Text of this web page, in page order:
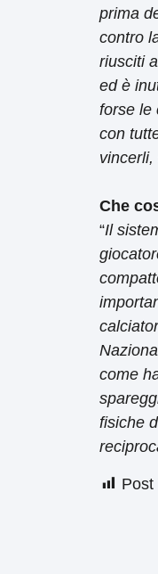
prima
contro
riusciti
ed è
forse le
con
vincerli,
Che
“Il
come
fisiche
Post